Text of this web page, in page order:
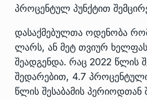
პროცენტულ პუნქტით
დასაქმებულთა ოდენობა
ლარს, ან მეტ თვიურ
შეადგენდა. რაც 2022 წლის
შედარებით, 4.7
წლის შესაბამის პერიოდთან